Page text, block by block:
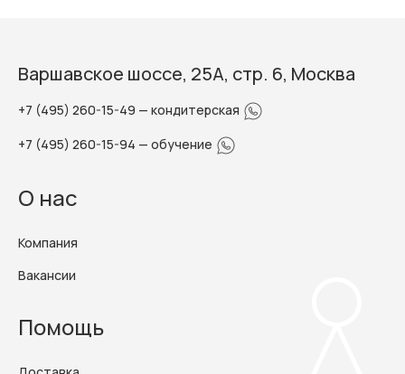
Варшавское шоссе, 25А, стр. 6, Москва
+7 (495) 260-15-49 — кондитерская
+7 (495) 260-15-94 — обучение
О нас
Компания
Вакансии
Помощь